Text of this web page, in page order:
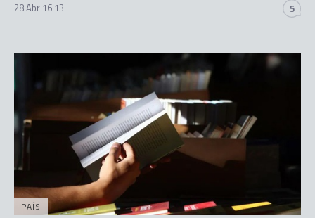
28 Abr 16:13 5
PAÍS